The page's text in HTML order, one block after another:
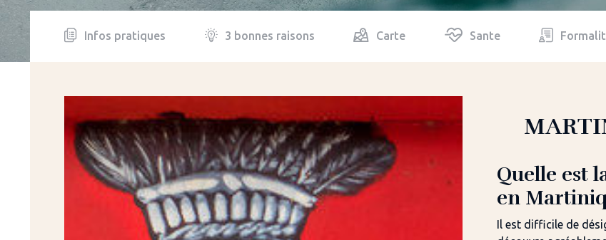
Infos pratiques 3 bonnes raisons Carte Sante
Quelle est
en
Il est difficile de